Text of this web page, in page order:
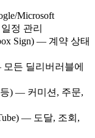
Microsoft
정 관리
Sign) — 계약 상태
든 딜리버러블에
등) — 커미션, 주문,
— 도달, 조회,